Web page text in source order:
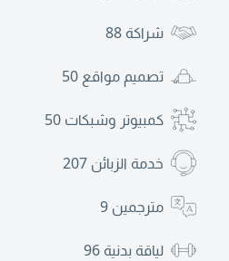
شراكة 88
تصميم مواقع 50
كمبيوتر وشبكات 50
خدمة الزبائن 207
مترجمين 9
لياقة بدنية 96